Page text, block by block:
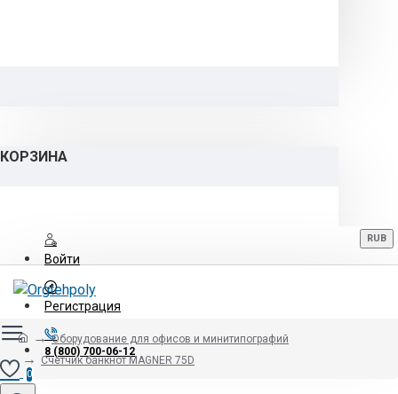
КОРЗИНА
Войти
Регистрация
8 (800) 700-06-12
RUB
0
Оборудование для офисов и минитипографий
Счетчик банкнот MAGNER 75D